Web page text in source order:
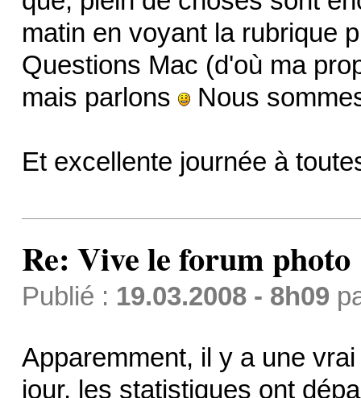
matin en voyant la rubrique
Questions Mac (d'où ma
mais parlons
Nous
Et excellente journée à
Re: Vive le forum photo
Publié : 19.03.2008 - 8h09
Apparemment, il y a une
jour, les statistiques ont